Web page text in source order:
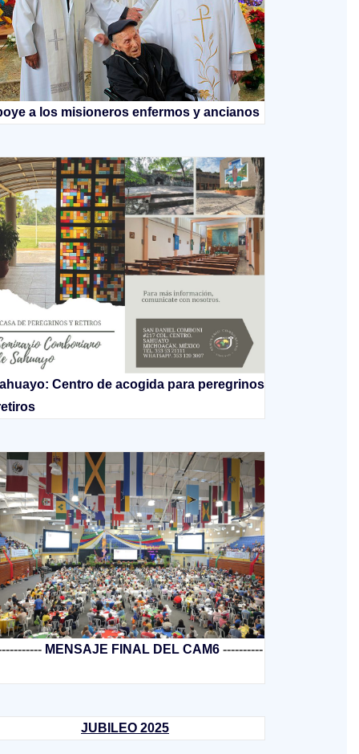
a los misioneros enfermos y ancianos
Centro de acogida para peregrinos
MENSAJE FINAL DEL CAM6 ----------
JUBILEO 2025